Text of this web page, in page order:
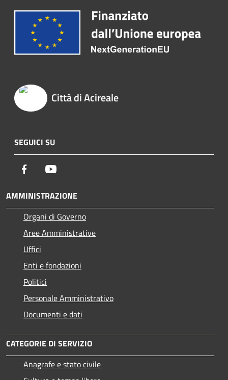
Città di Acireale
SEGUICI SU
Facebook
AMMINISTRAZIONE
Organi di Governo
Aree Amministrative
Uffici
Enti e fondazioni
Politici
Personale Amministrativo
Documenti e dati
CATEGORIE DI SERVIZIO
Anagrafe e stato civile